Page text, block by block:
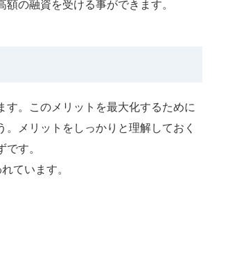
の融資を受ける事ができます。
。このメリットを最大化するために
メリットをしっかりと理解しておく
す。
ています。